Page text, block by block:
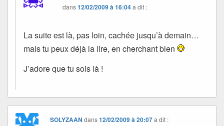
dans12/02/2009 à 16:04a dit :
La suite est là, pas loin, cachée jusqu’à demain…
mais tu peux déjà la lire, en cherchant bien
J’adore que tu sois là !
SOLYZAAN dans12/02/2009 à 20:07 a dit :